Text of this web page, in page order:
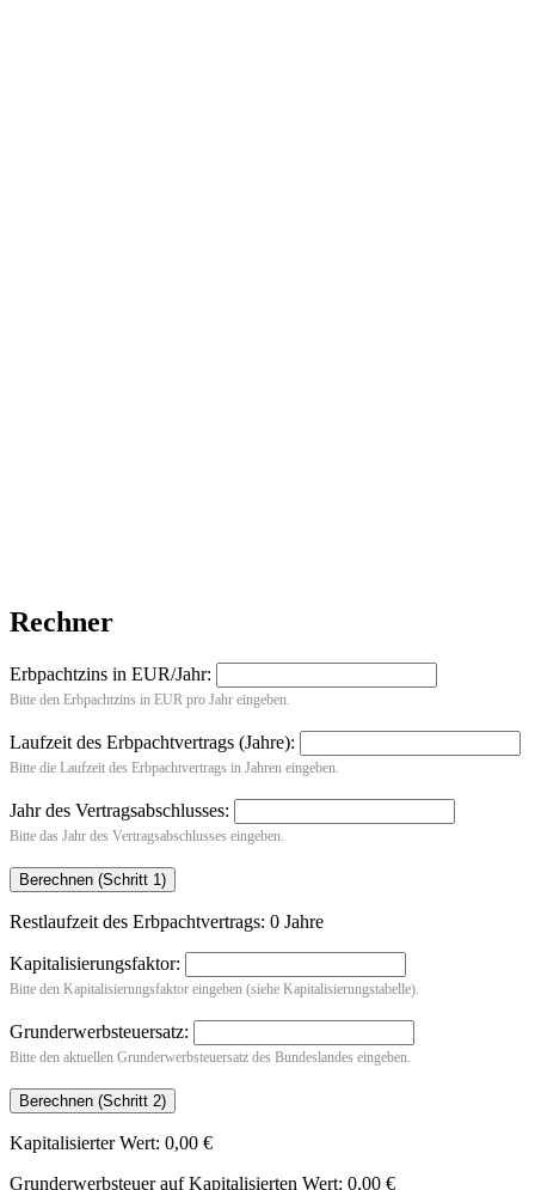
Rechner
Erbpachtzins in EUR/Jahr:
Bitte den Erbpachtzins in EUR pro Jahr eingeben.
Laufzeit des Erbpachtvertrags (Jahre):
Bitte die Laufzeit des Erbpachtvertrags in Jahren eingeben.
Jahr des Vertragsabschlusses:
Bitte das Jahr des Vertragsabschlusses eingeben.
Restlaufzeit des Erbpachtvertrags: 0 Jahre
Kapitalisierungsfaktor:
Bitte den Kapitalisierungsfaktor eingeben (siehe Kapitalisierungstabelle).
Grunderwerbsteuersatz:
Bitte den aktuellen Grunderwerbsteuersatz des Bundeslandes eingeben.
Kapitalisierter Wert: 0,00 €
Grunderwerbsteuer auf Kapitalisierten Wert: 0,00 €